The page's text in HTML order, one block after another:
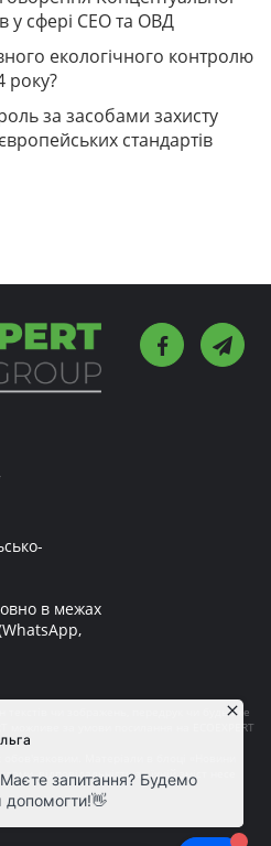
у сфері СЕО та ОВД
екологічного контролю
року?
за засобами захисту
стандартів
в межах
чи зображень, передрук чи будь-яке
можливе за умови посилання на ECOEXPERT
Матеріали в блоці «Новини
відповідальність за їхній зміст несе